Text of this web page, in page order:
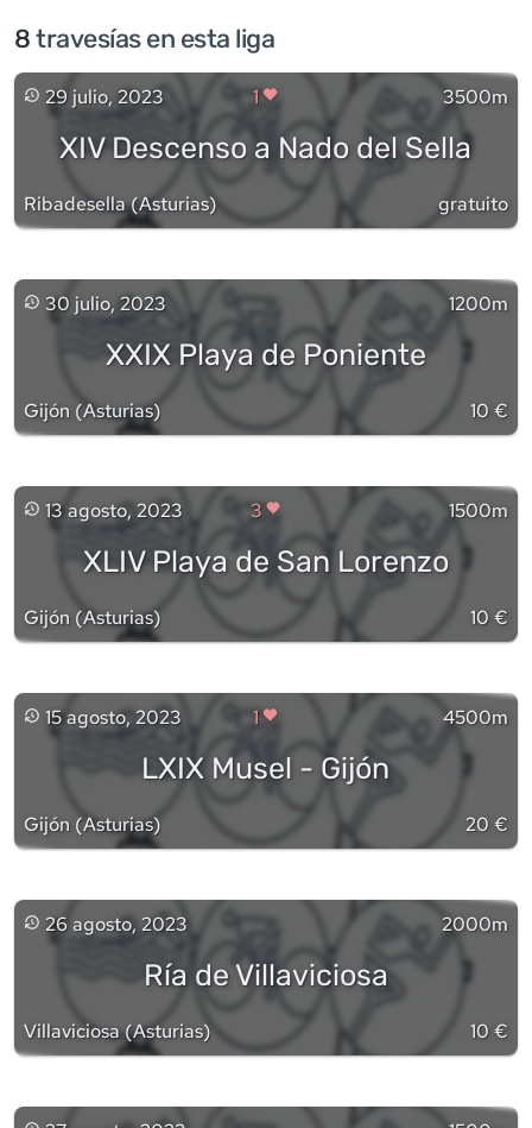
8 travesíasen esta liga
29 julio, 2023 1 3500m
XIV Descenso a Nado del Sella
Ribadesella(Asturias) gratuito
30 julio, 2023 1200m
XXIX Playa de Poniente
Gijón (Asturias) 10 €
13 agosto, 2023 3 1500m
XLIV Playa de San Lorenzo
Gijón (Asturias) 10 €
15 agosto, 2023 1 4500m
LXIX Musel - Gijón
Gijón (Asturias) 20 €
26 agosto, 2023 2000m
Ría de Villaviciosa
Villaviciosa(Asturias) 10 €